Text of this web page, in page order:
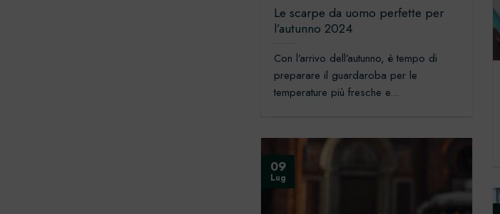
Le scarpe da uomo perfette per
l’autunno 2024
Con l’arrivo dell’autunno, è tempo di
preparare il guardaroba per le
temperature più fresche e...
09
Lug